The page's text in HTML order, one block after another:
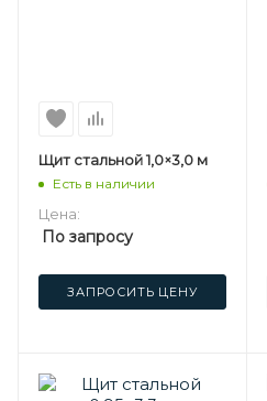
Щит стальной 1,0×3,0 м
Есть в наличии
Цена:
По запросу
ЗАПРОСИТЬ ЦЕНУ